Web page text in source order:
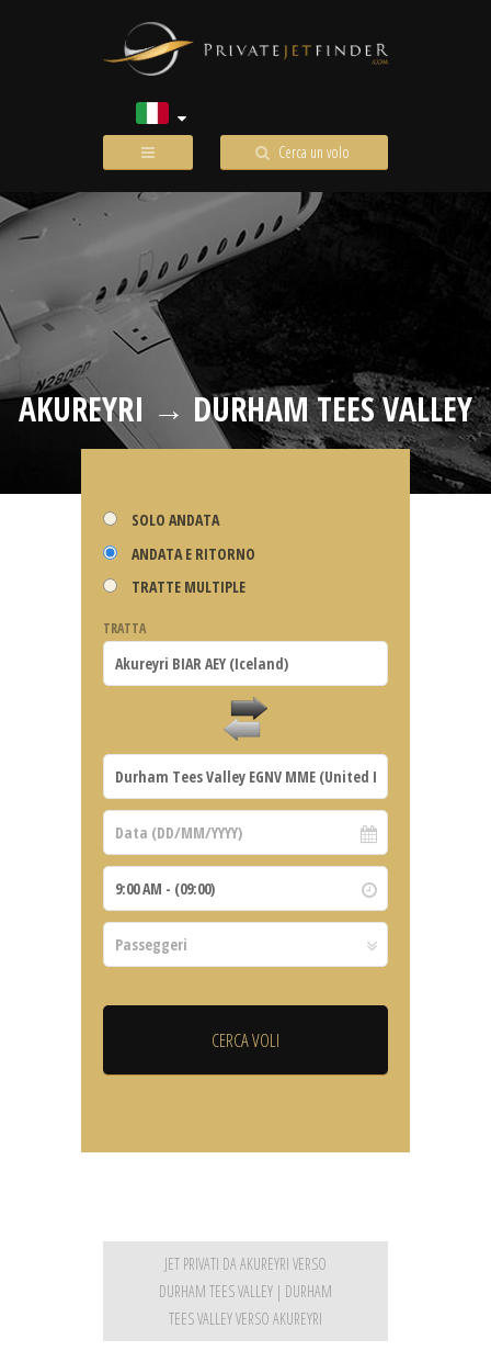
Cerca un volo
AKUREYRI → DURHAM TEES VALLEY
SOLO ANDATA
ANDATA E RITORNO
TRATTE MULTIPLE
TRATTA
JET PRIVATI DA AKUREYRI VERSO
DURHAM TEES VALLEY | DURHAM
TEES VALLEY VERSO AKUREYRI